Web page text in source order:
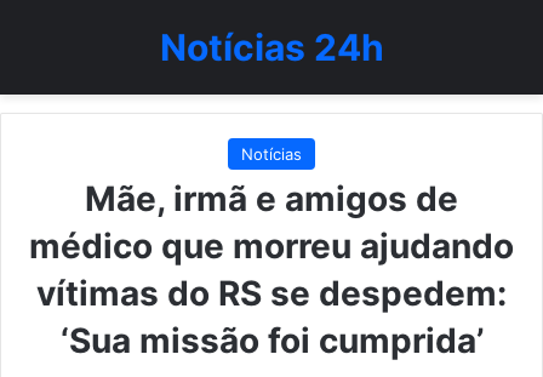
Notícias 24h
Notícias
Mãe, irmã e amigos de
médico que morreu ajudando
vítimas do RS se despedem:
‘Sua missão foi cumprida’